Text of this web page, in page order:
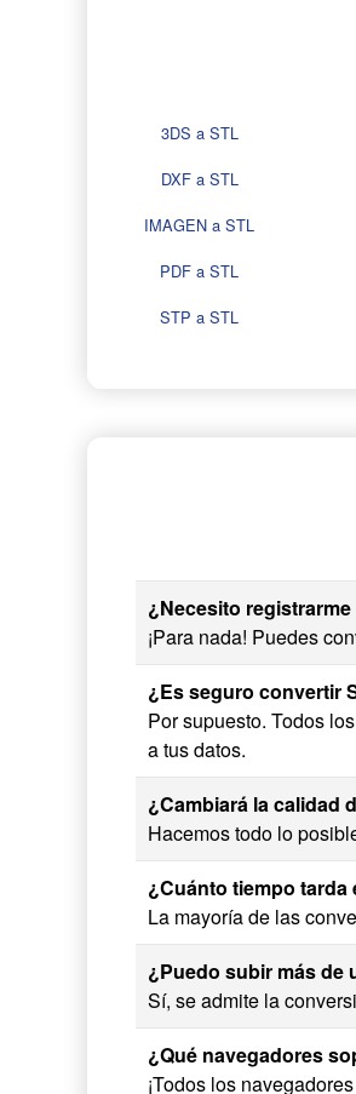
3DS a STL
DXF a STL
IMAGEN a STL
PDF a STL
STP a STL
¿Necesito
¡Para nada! Puedes
¿Es seguro convertir
Por supuesto. Todos
a tus datos.
¿Cambiará la calidad
Hacemos todo lo
¿Cuánto tiempo tarda
La mayoría de las
¿Puedo subir más de
Sí, se admite la
¿Qué navegadores
¡Todos los